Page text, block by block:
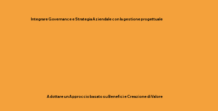
Integrare Governance e Strategia Aziendale con la gestione progettuale
Adottare un Approccio basato su Benefici e Creazione di Valore